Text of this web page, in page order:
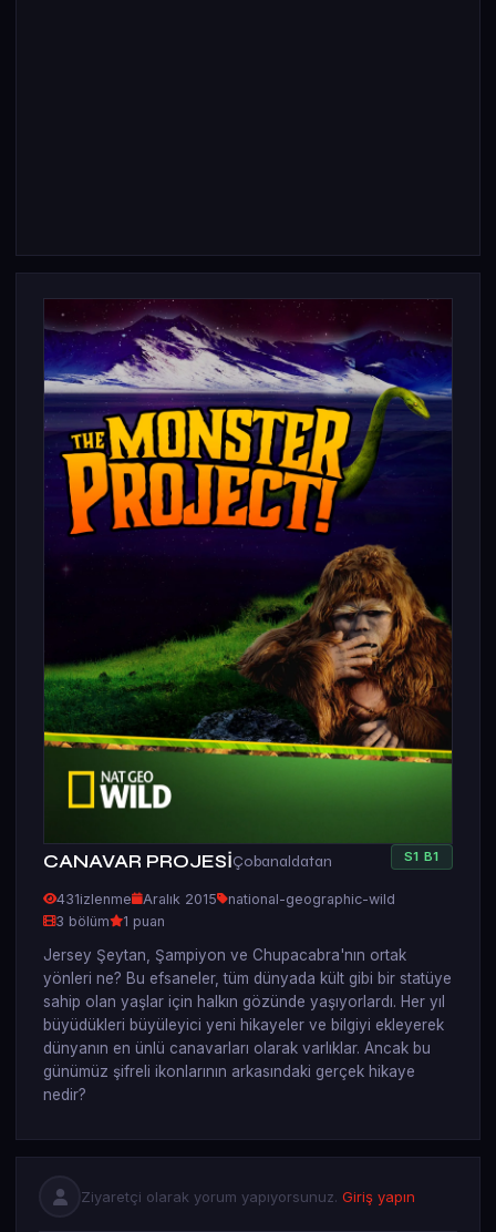
CANAVAR PROJESİÇobanaldatan S1 B1
431izlenme Aralık 2015
national-geographic-wild
3 bölüm
1 puan
Jersey Şeytan, Şampiyon ve Chupacabra'nın ortak
yönleri ne? Bu efsaneler, tüm dünyada kült gibi bir statüye
sahip olan yaşlar için halkın gözünde yaşıyorlardı. Her yıl
büyüdükleri büyüleyici yeni hikayeler ve bilgiyi ekleyerek
dünyanın en ünlü canavarları olarak varlıklar. Ancak bu
günümüz şifreli ikonlarının arkasındaki gerçek hikaye
nedir?
Ziyaretçi olarak yorum yapıyorsunuz. Giriş yapın